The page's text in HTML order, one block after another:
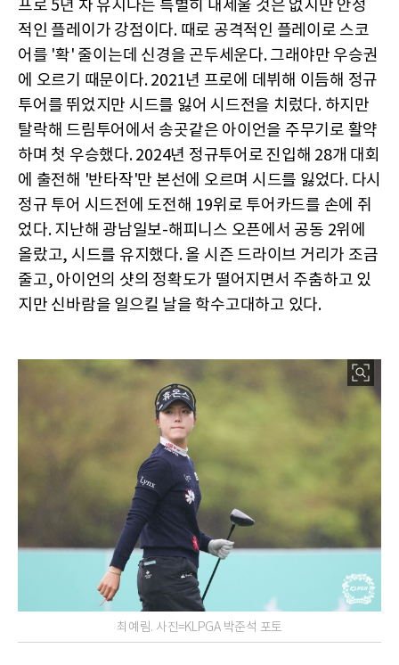
프로 5년 차 유지나는 특별히 내세울 것은 없지만 안정
적인 플레이가 강점이다. 때로 공격적인 플레이로 스코
어를 '확' 줄이는데 신경을 곤두세운다. 그래야만 우승권
에 오르기 때문이다. 2021년 프로에 데뷔해 이듬해 정규
투어를 뛰었지만 시드를 잃어 시드전을 치렀다. 하지만
탈락해 드림투어에서 송곳같은 아이언을 주무기로 활약
하며 첫 우승했다. 2024년 정규투어로 진입해 28개 대회
에 출전해 '반타작'만 본선에 오르며 시드를 잃었다. 다시
정규 투어 시드전에 도전해 19위로 투어카드를 손에 쥐
었다. 지난해 광남일보-해피니스 오픈에서 공동 2위에
올랐고, 시드를 유지했다. 올 시즌 드라이브 거리가 조금
줄고, 아이언의 샷의 정확도가 떨어지면서 주춤하고 있
지만 신바람을 일으킬 날을 학수고대하고 있다.
최예림. 사진=KLPGA 박준석 포토